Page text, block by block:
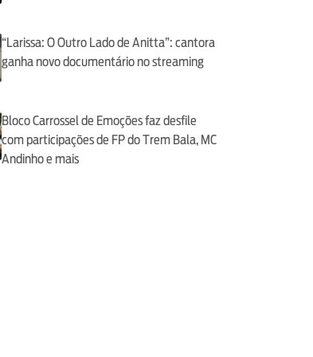
“Larissa: O Outro Lado de Anitta”: cantora
ganha novo documentário no streaming
Bloco Carrossel de Emoções faz desfile
com participações de FP do Trem Bala, MC
Andinho e mais